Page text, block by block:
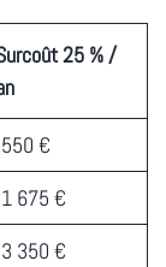
25 % /
€
675 €
350 €